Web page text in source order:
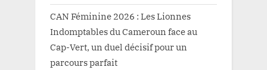
CAN Féminine 2026 : Les Lionnes
Indomptables du Cameroun face au
Cap-Vert, un duel décisif pour un
parcours parfait